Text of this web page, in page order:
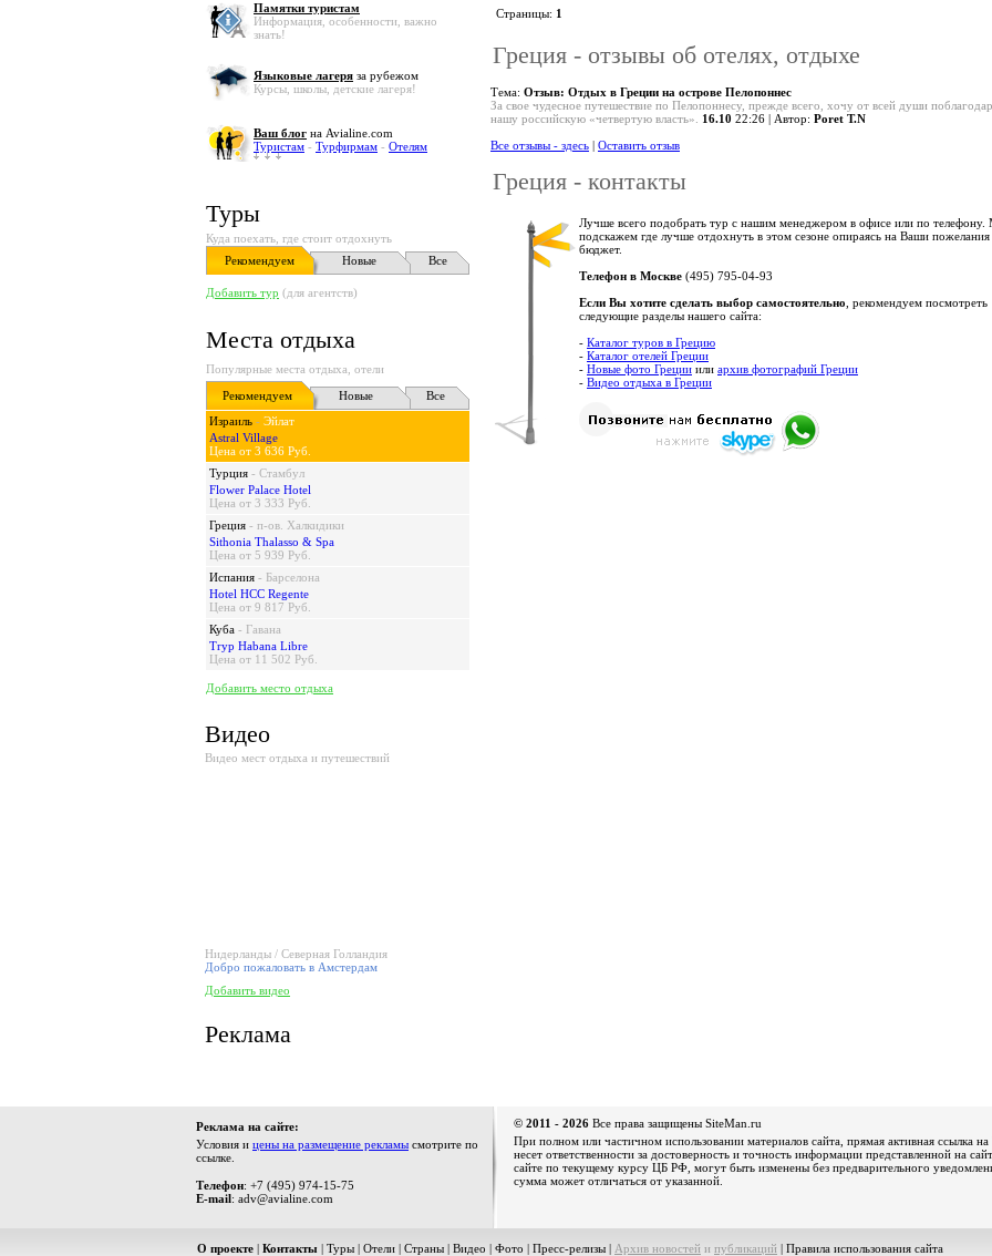
Памятки туристам
Информация, особенности, важно
знать!
Языковые лагеря за рубежом
Курсы, школы, детские лагеря!
Ваш блог на Avialine.com
Туристам - Турфирмам - Отелям
Туры
Куда поехать, где стоит отдохнуть
Рекомендуем
Новые Все
Добавить тур (для агентств)
Места отдыха
Популярные места отдыха, отели
Рекомендуем
Новые
Все
Израиль - Эйлат
Astral Village
Цена от 3 636 Руб.
Турция - Стамбул
Flower Palace Hotel
Цена от 3 333 Руб.
Греция - п-ов. Халкидики
Sithonia Thalasso & Spa
Цена от 5 939 Руб.
Испания - Барселона
Hotel HCC Regente
Цена от 9 817 Руб.
Куба - Гавана
Tryp Habana Libre
Цена от 11 502 Руб.
Добавить место отдыха
Видео
Видео мест отдыха и путешествий
Нидерланды / Северная Голландия
Добро пожаловать в Амстердам
Добавить видео
Реклама
Страницы: 1
Греция - отзывы об отелях, отдыхе
Тема: Отзыв: Отдых в Греции на острове Пелопоннес
За свое чудесное путешествие по Пелопоннесу, прежде всего, хочу от всей души
нашу российскую «четвертую власть».
16.10 22:26 | Автор: Poret T.N
Все отзывы - здесь | Оставить отзыв
Греция - контакты
Лучше всего подобрать тур с нашим менеджером в офисе или по
подскажем где лучше отдохнуть в этом сезоне опираясь на Ваши
бюджет.
Телефон в Москве (495) 795-04-93
Если Вы хотите сделать выбор самостоятельно , рекомендуем посмотреть
следующие разделы нашего сайта:
- Каталог туров в Грецию
- Каталог отелей Греции
- Новые фото Греции или архив фотографий Греции
- Видео отдыха в Греции
Реклама на сайте:
Условия и цены на размещение рекламы смотрите по
ссылке.
Телефон: +7 (495) 974-15-75
E-mail: adv@avialine.com
© 2011 - 2026 Все права защищены SiteMan.ru
При полном или частичном использовании материалов сайта, прямая активная ссылка
несет ответственности за достоверность и точность информации представленной на
сайте по текущему курсу ЦБ РФ, могут быть изменены без предварительного
сумма может отличаться от указанной.
О проекте | Контакты | Туры | Отели | Страны | Видео | Фото | Пресс-релизы | Архив новостей и публикаций | Правила использования сайта